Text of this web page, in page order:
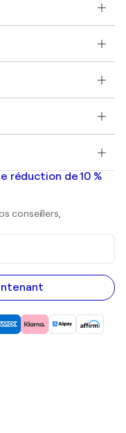
réduction de 10 %
conseillers,